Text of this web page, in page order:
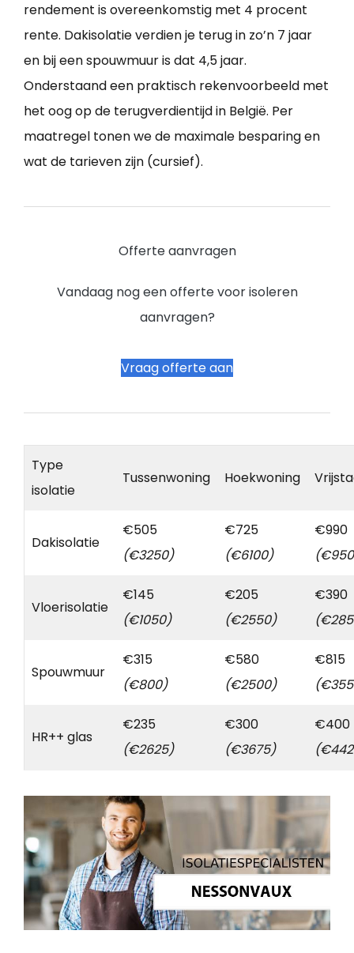
rendement is overeenkomstig met 4 procent
rente. Dakisolatie verdien je terug in zo’n 7 jaar
en bij een spouwmuur is dat 4,5 jaar.
Onderstaand een praktisch rekenvoorbeeld met
het oog op de terugverdientijd in België. Per
maatregel tonen we de maximale besparing en
wat de tarieven zijn (cursief).
Offerte aanvragen
Vandaag nog een offerte voor isoleren
aanvragen?
Vraag offerte aan
Type
isolatie
Tussenwoning Hoekwoning
Dakisolatie
€505
(€3250)
€725
(€6100)
€990
Vloerisolatie
€145
(€1050)
€205
(€2550)
€390
Spouwmuur
€315
(€800)
€580
(€2500)
€815
HR++ glas
€235
(€2625)
€300
(€3675)
€400